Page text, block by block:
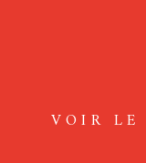
VOIR LE